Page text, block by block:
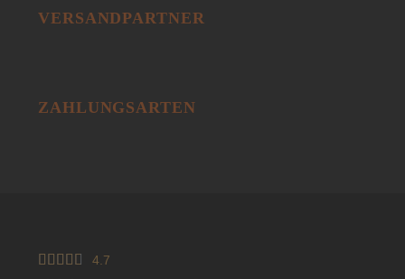
VERSANDPARTNER
ZAHLUNGSARTEN
    
4.7